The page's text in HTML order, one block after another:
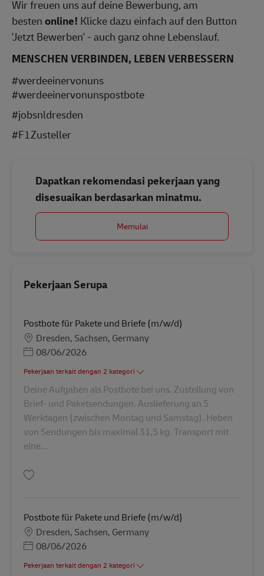
Wir freuen uns auf deine Bewerbung, am
bestenonline! Klicke dazu einfach auf den Button
'Jetzt Bewerben' - auch ganz ohne Lebenslauf.
MENSCHEN VERBINDEN, LEBEN VERBESSERN
#werdeeinervonuns
#werdeeinervonunspostbote
#jobsnldresden
#F1Zusteller
Dapatkan rekomendasi pekerjaan yang
disesuaikan berdasarkan minatmu.
Memulai
Pekerjaan Serupa
Postbote für Pakete und Briefe (m/w/d)
LokasiDresden, Sachsen, Germany
Posted Date
08/06/2026
Pekerjaan terkait dengan 2 kategori
Deine Aufgaben als Postbote bei uns. Zustellung von
Brief- und Paketsendungen. Auslieferung an 5
Werktagen (zwischen Montag und Samstag). Heben
von Sendungen bis maximal 31,5 kg. Transport mit
eine...
Postbote für Pakete und Briefe (m/w/d)
LokasiDresden, Sachsen, Germany
Posted Date
08/06/2026
Pekerjaan terkait dengan 2 kategori